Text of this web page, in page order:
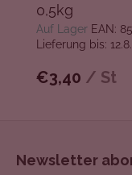
0,5kg
Auf Lager EAN:
Lieferung bis:
€3,40 / St
Newsletter